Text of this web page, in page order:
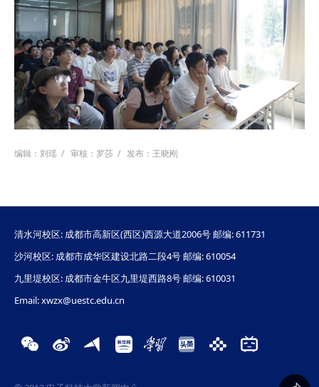
编辑：刘瑶 / 审核：罗莎 / 发布：王晓刚
清水河校区: 成都市高新区(西区)西源大道2006号 邮编: 611731
沙河校区: 成都市成华区建设北路二段4号 邮编: 610054
九里堤校区: 成都市金牛区九里堤西路8号 邮编: 610031
Email: xwzx@uestc.edu.cn